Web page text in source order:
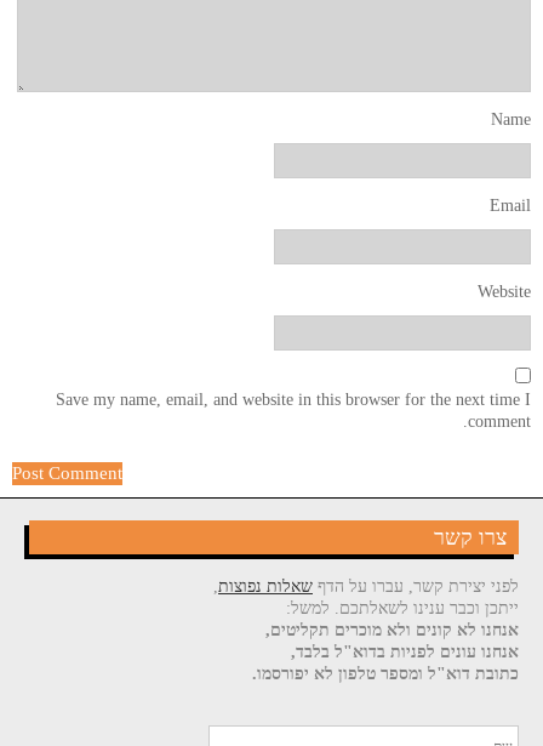
Name
Email
Website
Save my name, email, and website in this browser for the next time I
comment.
צרו קשר
לפני יצירת קשר, עברו על הדף שאלות נפוצות,
ייתכן וכבר ענינו לשאלתכם. למשל:
אנחנו לא קונים ולא מוכרים תקליטים,
אנחנו עונים לפניות בדוא"ל בלבד,
כתובת דוא"ל ומספר טלפון לא יפורסמו.